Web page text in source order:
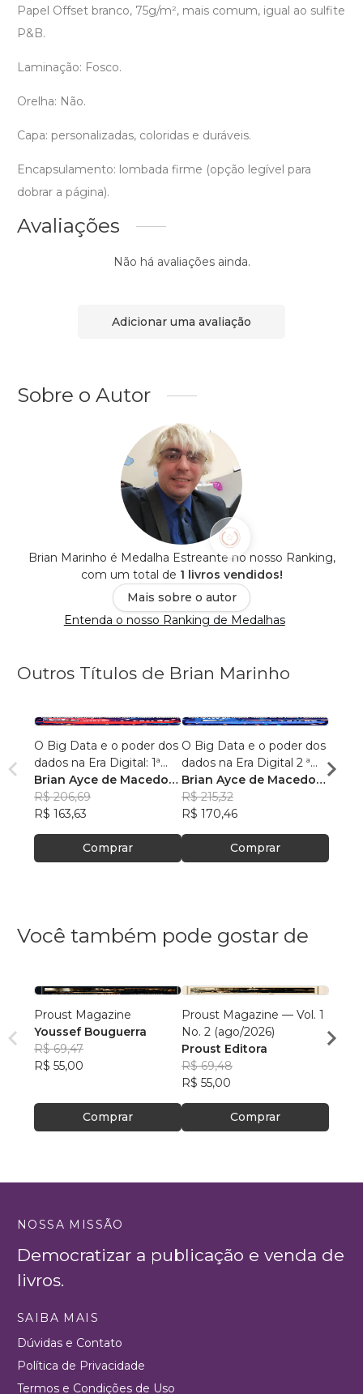
Papel Offset branco, 75g/m², mais comum, igual ao sulfite
P&B.
Laminação: Fosco.
Orelha: Não.
Capa: personalizadas, coloridas e duráveis.
Encapsulamento: lombada firme (opção legível para
dobrar a página).
Avaliações
Não há avaliações ainda.
Adicionar uma avaliação
Sobre o Autor
Brian Marinho é Medalha Estreante no nosso Ranking,
com um total de 1 livros vendidos!
Mais sobre o autor
Entenda o nosso Ranking de Medalhas
Outros Títulos de Brian Marinho
O Big Data e o poder dos
dados na Era Digital: 1ª
Edição.
Brian Ayce de Macedo
Marinho
R$ 206,69
R$ 163,63
Comprar
O Big Data e o poder dos
dados na Era Digital 2 ª
Edição:
Brian Ayce de Macedo
Marinho
R$ 215,32
R$ 170,46
Comprar
Você também pode gostar de
Proust Magazine
Youssef Bouguerra
R$ 69,47
R$ 55,00
Comprar
Proust Magazine — Vol. 1
No. 2 (ago/2026)
Proust Editora
R$ 69,48
R$ 55,00
Comprar
NOSSA MISSÃO
Democratizar a publicação e venda de
livros.
SAIBA MAIS
Dúvidas e Contato
Política de Privacidade
Termos e Condições de Uso